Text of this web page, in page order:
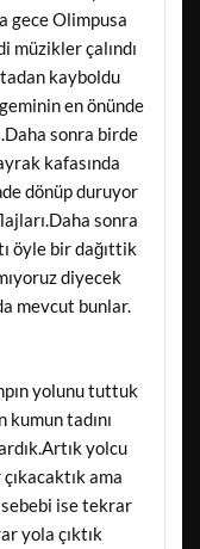
gece Olimpusa
müzikler çalındı
kayboldu
en önünde
sonra birde
kafasında
dönüp duruyor
sonra
öyle bir dağıttik
diyecek
mevcut bunlar.
yolunu tuttuk
kumun tadını
yolcu
ama
ise tekrar
yola çıktık